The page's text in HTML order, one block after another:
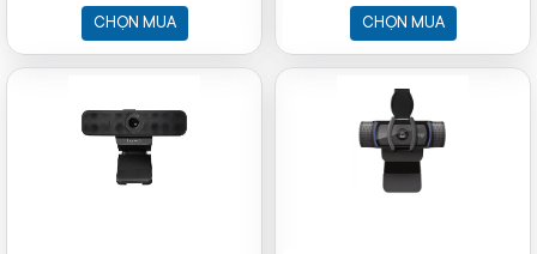
CHỌN MUA CHỌN MUA